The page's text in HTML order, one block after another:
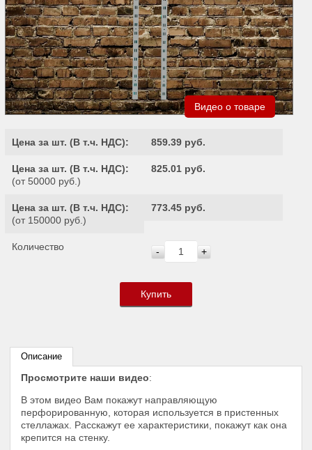
Видео о товаре
Цена за шт. (В т.ч. НДС): 859.39 руб.
Цена за шт. (В т.ч. НДС):
(от 50000 руб.)
825.01 руб.
Цена за шт. (В т.ч. НДС):
(от 150000 руб.)
773.45 руб.
Количество - +
Купить
Описание
Просмотрите наши видео:
В этом видео Вам покажут направляющую
перфорированную, которая используется в пристенных
стеллажах. Расскажут ее характеристики, покажут как она
крепится на стенку.